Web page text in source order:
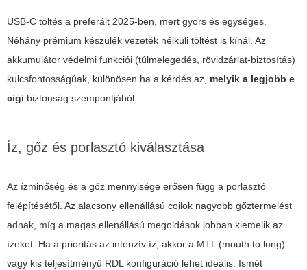
USB-C töltés a preferált 2025-ben, mert gyors és egységes.
Néhány prémium készülék vezeték nélküli töltést is kínál. Az
akkumulátor védelmi funkciói (túlmelegedés, rövidzárlat-biztosítás)
kulcsfontosságúak, különösen ha a kérdés az, melyik a legjobb e
cigi biztonság szempontjából.
Íz, gőz és porlasztó kiválasztása
Az ízminőség és a gőz mennyisége erősen függ a porlasztó
felépítésétől. Az alacsony ellenállású coilok nagyobb gőztermelést
adnak, míg a magas ellenállású megoldások jobban kiemelik az
ízeket. Ha a prioritás az intenzív íz, akkor a MTL (mouth to lung)
vagy kis teljesítményű RDL konfiguráció lehet ideális. Ismét